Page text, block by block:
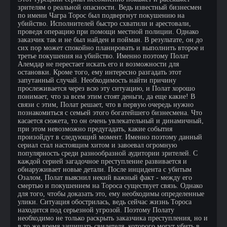
зрителям о реальной опасности. Ведь известный бизнесмен
по имени Чагра Торос был подвергнут покушению на
убийство. Исполнителей быстро схватили и арестовали,
проведя операцию при помощи местной полиции. Однако
заказчик так и не был найден и пойман. В результате, он до
сих пор может спокойно планировать и выполнить второе и
третье покушения на убийство. Именно поэтому Полат
Алемдар не перестает искать его и возможности для
остановки. Кроме того, ему интересно разгадать этот
запутанный случай. Необходимость найти причину
прослеживается через всю эту ситуацию, и Полат хорошо
понимает, что за всем этим стоят деньги, да еще какие! В
связи с этим, Полат решает, что в первую очередь нужно
познакомиться с семьей этого богатейшего бизнесмена. Что
касается сюжета, то он очень увлекательный и динамичный,
при этом невозможно предугадать, какие события
произойдут в следующий момент. Именно поэтому данный
сериал стал настоящим хитом и завоевал огромную
популярность среди разнообразной аудитории зрителей. С
каждой серией загадочное преступление развивается и
обнаруживает новые детали. После инцидента с убитым
Озалом, Полат выяснил некий важный факт - между его
смертью и покушением на Тороса существует связь. Однако
для того, чтобы доказать это, ему необходимы определенные
улики. Ситуация обострилась, ведь сейчас жизнь Тороса
находится под серьезной угрозой. Поэтому Полату
необходимо не только раскрыть заказчика преступления, но и